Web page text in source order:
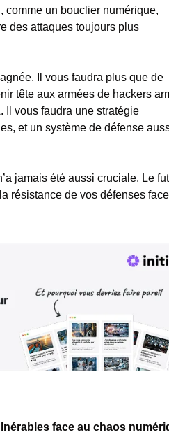
comme un bouclier numérique,
des attaques toujours plus
Il vous faudra plus que de
tête aux armées de hackers
Il vous faudra une stratégie
et un système de défense
jamais été aussi cruciale. Le
résistance de vos défenses face
face au chaos